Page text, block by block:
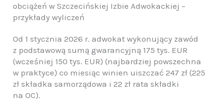
obciążeń w Szczecińskiej Izbie Adwokackiej –
przykłady wyliczeń
Od 1 stycznia 2026 r. adwokat wykonujący zawód
z podstawową sumą gwarancyjną 175 tys. EUR
(wcześniej 150 tys. EUR) (najbardziej powszechna
w praktyce) co miesiąc winien uiszczać 247 zł (225
zł składka samorządowa i 22 zł rata składki
na OC).